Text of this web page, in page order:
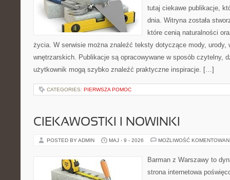
tutaj ciekawe publikacje,
dnia. Witryna została
które cenią naturalności
życia. W serwisie można znaleźć teksty dotyczące mody, urody,
wnętrzarskich. Publikacje są opracowywane w sposób czytelny,
użytkownik mogą szybko znaleźć praktyczne inspiracje. […]
CATEGORIES: PIERWSZA POMOC
CIEKAWOSTKI I NOWINKI
POSTED BY ADMIN MAJ - 9 - 2026 MOŻLIWOŚĆ
Barman z Warszawy to
strona internetowa